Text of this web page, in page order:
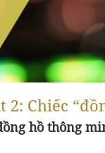
Chiếc
hồ thông